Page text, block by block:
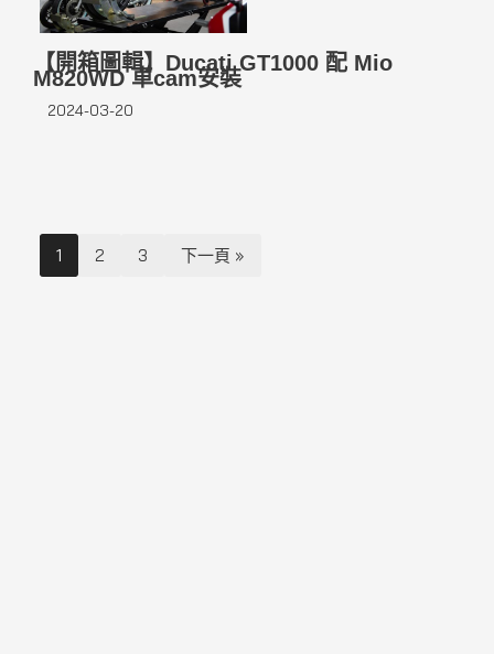
【開箱圖輯】Ducati GT1000 配 Mio
M820WD 車cam安裝
2024-03-20
1 2 3 下一頁 »